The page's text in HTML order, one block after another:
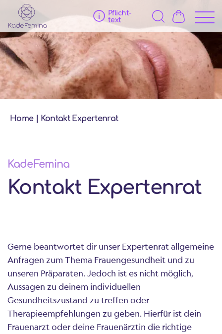
Pflicht­
text
Home| Kontakt Expertenrat
KadeFemina
Kontakt Expertenrat
Gerne beantwortet dir unser Expertenrat allgemeine
Anfragen zum Thema Frauengesundheit und zu
unseren Präparaten. Jedoch ist es nicht möglich,
Aussagen zu deinem individuellen
Gesundheitszustand zu treffen oder
Therapieempfehlungen zu geben. Hierfür ist dein
Frauenarzt oder deine Frauenärztin die richtige